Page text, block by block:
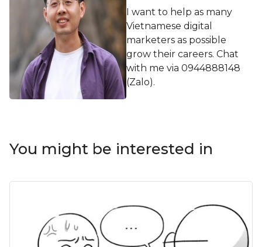
I want to help as many
Vietnamese digital
marketers as possible
grow their careers. Chat
with me via 0944888148
(Zalo).
You might be interested in